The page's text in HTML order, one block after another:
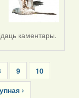
каментары.
Page
9 Page
10
›